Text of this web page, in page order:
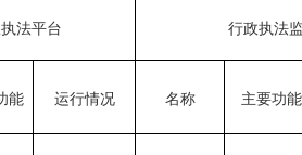
法平台 行政执法
能 运行情况 名称 主要功能